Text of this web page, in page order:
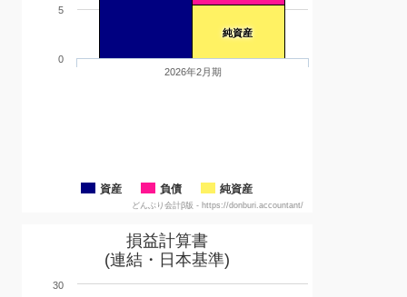
純資産
資産 負債 純資産
2026年2月期
0
5
どんぶり会計β版 - https://donburi.accountant/
損益計算書
(連結・日本基準)
30